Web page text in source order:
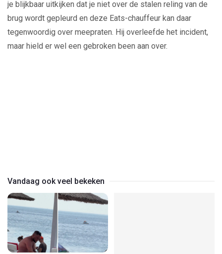
je blijkbaar uitkijken dat je niet over de stalen reling van de
brug wordt gepleurd en deze Eats-chauffeur kan daar
tegenwoordig over meepraten. Hij overleefde het incident,
maar hield er wel een gebroken been aan over.
Vandaag ook veel bekeken